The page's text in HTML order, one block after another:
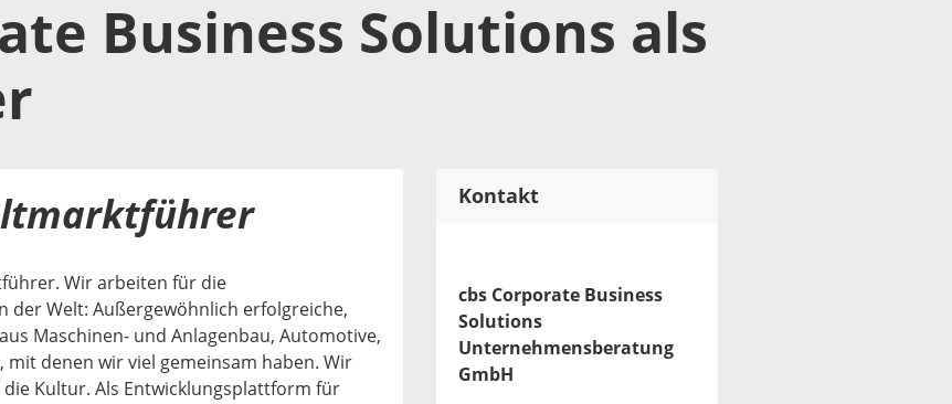
Business Solutions als
Wir arbeiten für die
der Welt: Außergewöhnlich erfolgreiche,
Maschinen- und Anlagenbau, Automotive,
mit denen wir viel gemeinsam haben. Wir
Kultur. Als Entwicklungsplattform für
Kontakt
cbs Corporate Business
Solutions
Unternehmensberatung
GmbH